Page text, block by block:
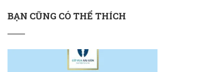
BẠN CŨNG CÓ THỂ THÍCH